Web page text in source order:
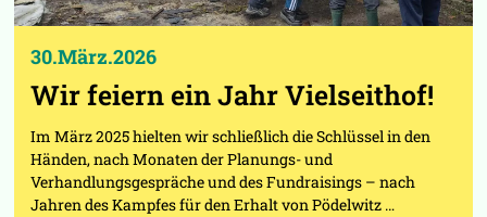
30.März.2026
Wir feiern ein Jahr Vielseithof!
Im März 2025 hielten wir schließlich die Schlüssel in den
Händen, nach Monaten der Planungs- und
Verhandlungsgespräche und des Fundraisings – nach
Jahren des Kampfes für den Erhalt von Pödelwitz …